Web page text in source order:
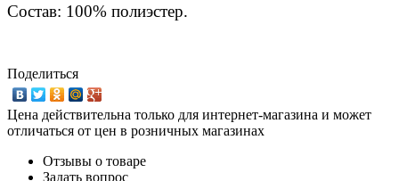
Состав: 100% полиэстер.
Поделиться
Цена действительна только для интернет-магазина и может
отличаться от цен в розничных магазинах
Отзывы о товаре
Задать вопрос